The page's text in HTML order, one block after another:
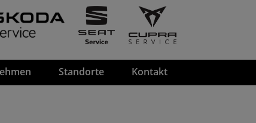
Standorte Kontakt